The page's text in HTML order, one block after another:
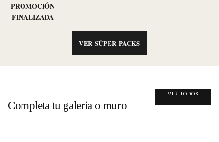
PROMOCIÓN
FINALIZADA
VER SÚPER PACKS
Completa tu galeria o muro
VER TODOS